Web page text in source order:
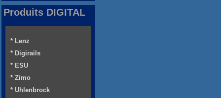
Produits DIGITAL
* Lenz
* Digirails
* ESU
* Zimo
* Uhlenbrock